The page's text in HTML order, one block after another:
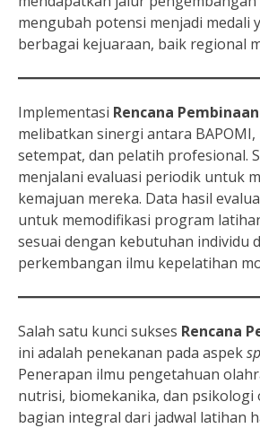
mengubah potensi menjadi medali
berbagai kejuaraan, baik regional
Implementasi Rencana
melibatkan sinergi antara
setempat, dan pelatih profesional.
menjalani evaluasi periodik untuk
kemajuan mereka. Data hasil
untuk memodifikasi program
sesuai dengan kebutuhan individu
perkembangan ilmu kepelatihan
Salah satu kunci sukses Rencana
ini adalah penekanan pada aspek
Penerapan ilmu pengetahuan
nutrisi, biomekanika, dan psikologi
bagian integral dari jadwal latihan